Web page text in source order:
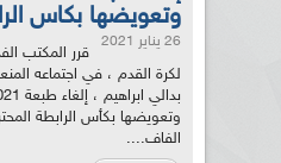
وتعويضها بكاس
26 يناير 2021
قرر المكتب
لكرة القدم ، في اجتماعه
وتعويضها بكأس الرابطة
الفاف....